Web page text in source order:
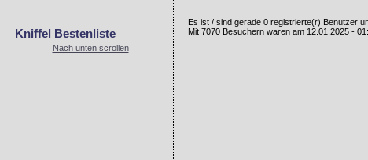
Kniffel Bestenliste
Nach unten scrollen
Es ist / sind gerade 0 registrierte(r) Benutzer
Mit 7070 Besuchern waren am 12.01.2025 -